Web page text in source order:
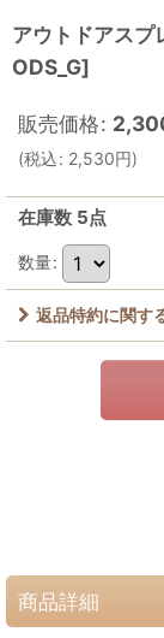
アウトドアス
ODS_G]
販売価格:
(税込: 2,530円)
在庫数 5点
数量:
返品特約に関す
商品詳細